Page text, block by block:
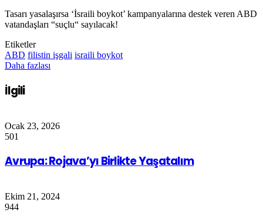
Tasarı yasalaşırsa ‘İsraili boykot’ kampanyalarına destek veren ABD
vatandaşları “suçlu“ sayılacak!
Etiketler
ABD filistin işgali israili boykot
Daha fazlası
İlgili
Ocak 23, 2026
501
Avrupa: Rojava’yı Birlikte Yaşatalım
Ekim 21, 2024
944